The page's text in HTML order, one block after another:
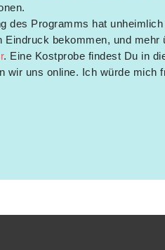
des Programms hat
Eindruck bekommen, und
. Eine Kostprobe findest Du in
wir uns online. Ich würde mich